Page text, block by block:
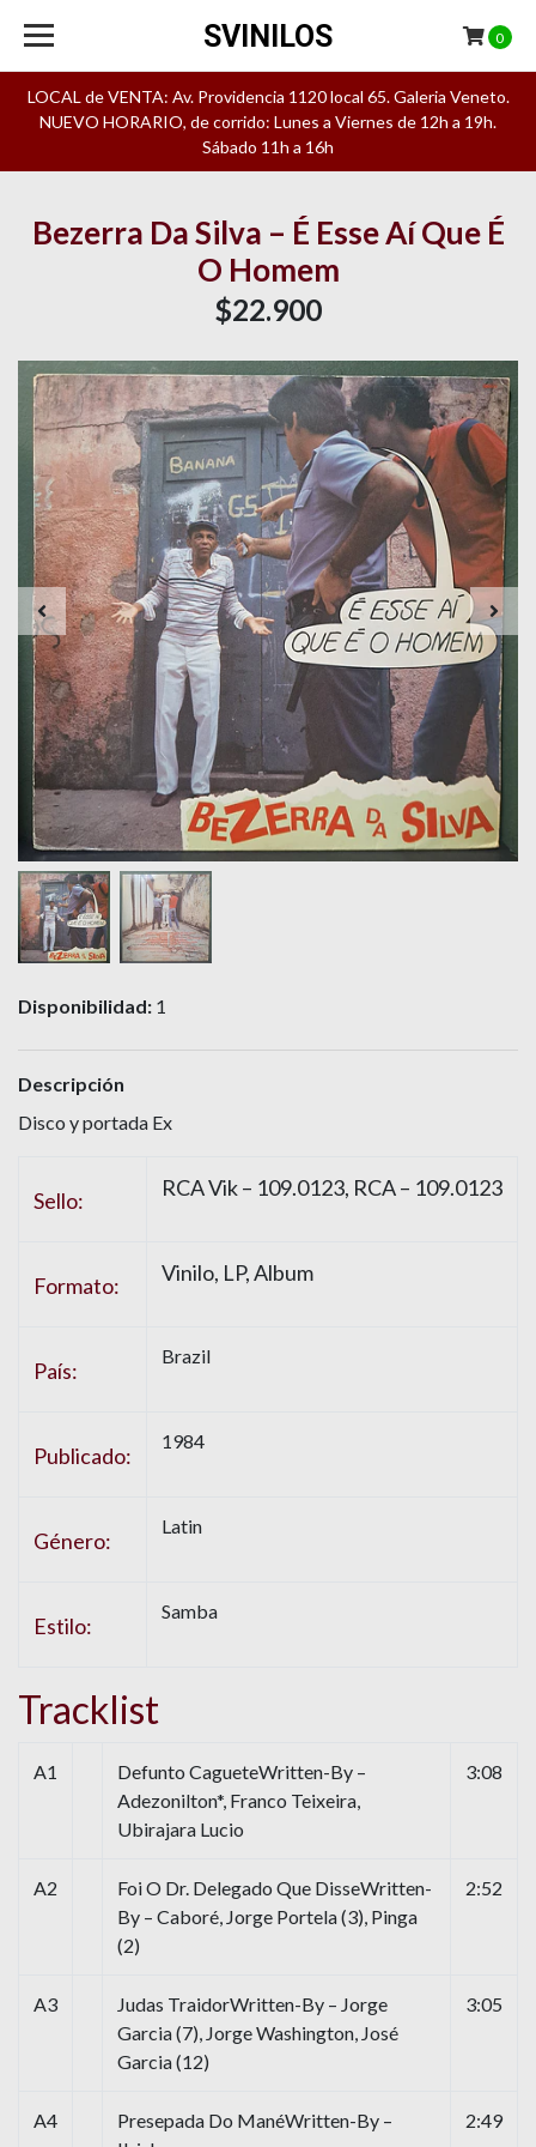
LOCAL de VENTA: Av. Providencia 1120 local 65. Galeria Veneto.
NUEVO HORARIO, de corrido: Lunes a Viernes de 12h a 19h.
Sábado 11h a 16h
SVINILOS 0
Bezerra Da Silva – É Esse Aí Que É
O Homem
$22.900
Disponibilidad: 1
Descripción
Disco y portada Ex
Sello: RCA Vik – 109.0123, RCA – 109.0123
Formato: Vinilo, LP, Album
País:
Brazil
Publicado:
1984
Género:
Latin
Estilo:
Samba
Tracklist
A1
Defunto CagueteWritten-By –
Adezonilton*, Franco Teixeira,
Ubirajara Lucio
3:08
A2
Foi O Dr. Delegado Que DisseWritten-
By – Caboré, Jorge Portela (3), Pinga
(2)
2:52
A3
Judas TraidorWritten-By – Jorge
Garcia (7), Jorge Washington, José
Garcia (12)
3:05
A4
Presepada Do ManéWritten-By –
2:49